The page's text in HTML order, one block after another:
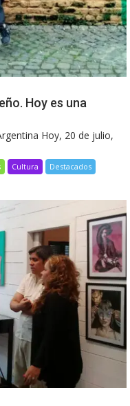
Hoy es una
Hoy, 20 de julio,
Cultura
Destacados